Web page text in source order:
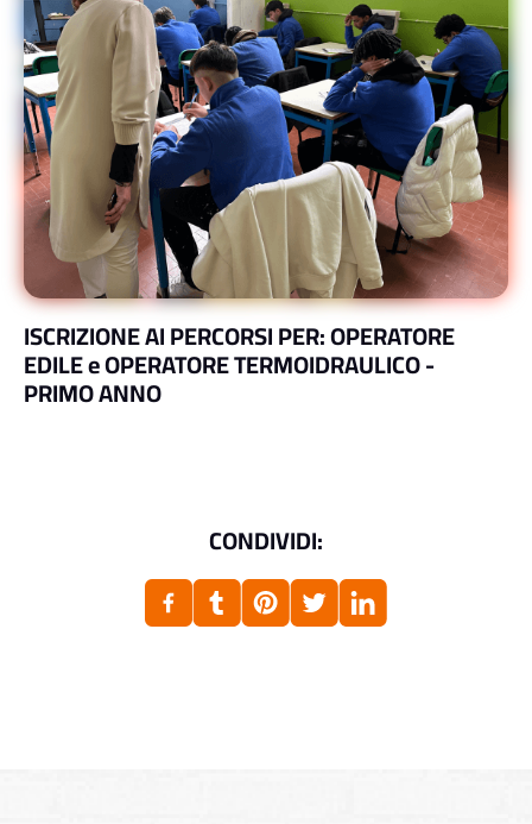
ISCRIZIONE AI PERCORSI PER: OPERATORE
EDILE e OPERATORE TERMOIDRAULICO -
PRIMO ANNO
CONDIVIDI: